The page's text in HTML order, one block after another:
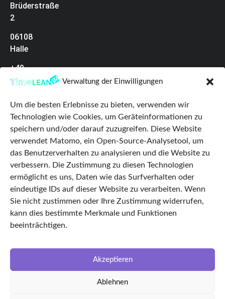
Verwaltung der Einwilligungen
Um die besten Erlebnisse zu bieten, verwenden wir
Technologien wie Cookies, um Geräteinformationen zu
speichern und/oder darauf zuzugreifen. Diese Website
verwendet Matomo, ein Open-Source-Analysetool, um
das Benutzerverhalten zu analysieren und die Website zu
verbessern. Die Zustimmung zu diesen Technologien
ermöglicht es uns, Daten wie das Surfverhalten oder
eindeutige IDs auf dieser Website zu verarbeiten. Wenn
Sie nicht zustimmen oder Ihre Zustimmung widerrufen,
kann dies bestimmte Merkmale und Funktionen
beeinträchtigen.
Akzeptieren
Ablehnen
Brüderstraße
2
06108
Halle
+49
(0)345
Impressum
AGB
Cookie Policy
Startseite
Features
TimeLEAN Login
Über uns
Facebook